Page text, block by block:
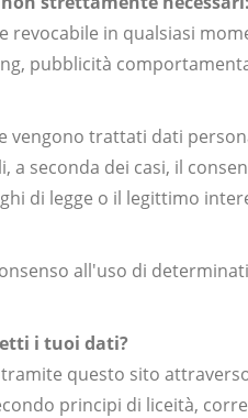
revocabile in qualsiasi
pubblicità
vengono trattati dati
a seconda dei casi, il
di legge o il legittimo
all'uso di
i tuoi dati?
questo sito
principi di liceità,